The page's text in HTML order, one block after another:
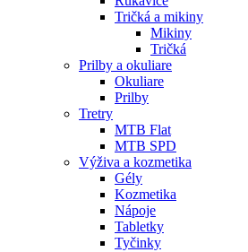
Tričká a mikiny
Mikiny
Tričká
Prilby a okuliare
Okuliare
Prilby
Tretry
MTB Flat
MTB SPD
Výživa a kozmetika
Gély
Kozmetika
Nápoje
Tabletky
Tyčinky